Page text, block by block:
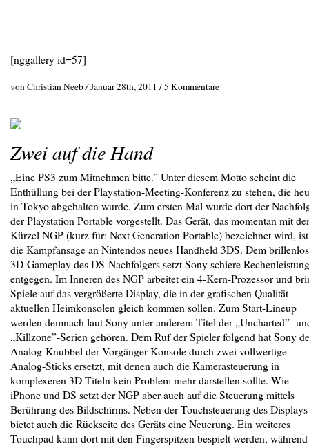
[nggallery id=57]
von Christian Neeb/Januar 28th, 2011 /5 Kommentare
Zwei auf die Hand
„Eine PS3 zum Mitnehmen bitte.” Unter diesem Motto scheint die
Enthüllung bei der Playstation-Meeting-Konferenz zu stehen, die
in Tokyo abgehalten wurde. Zum ersten Mal wurde dort der
der Playstation Portable vorgestellt. Das Gerät, das momentan mit
Kürzel NGP (kurz für: Next Generation Portable) bezeichnet wird, ist
die Kampfansage an Nintendos neues Handheld 3DS. Dem
3D-Gameplay des DS-Nachfolgers setzt Sony schiere Rechenleistung
entgegen. Im Inneren des NGP arbeitet ein 4-Kern-Prozessor und
Spiele auf das vergrößerte Display, die in der grafischen Qualität
aktuellen Heimkonsolen gleich kommen sollen. Zum Start-Lineup
werden demnach laut Sony unter anderem Titel der „Uncharted”-
„Killzone”-Serien gehören. Dem Ruf der Spieler folgend hat Sony
Analog-Knubbel der Vorgänger-Konsole durch zwei vollwertige
Analog-Sticks ersetzt, mit denen auch die Kamerasteuerung in
komplexeren 3D-Titeln kein Problem mehr darstellen sollte. Wie
iPhone und DS setzt der NGP aber auch auf die Steuerung mittels
Berührung des Bildschirms. Neben der Touchsteuerung des Displays
bietet auch die Rückseite des Geräts eine Neuerung. Ein weiteres
Touchpad kann dort mit den Fingerspitzen bespielt werden, während